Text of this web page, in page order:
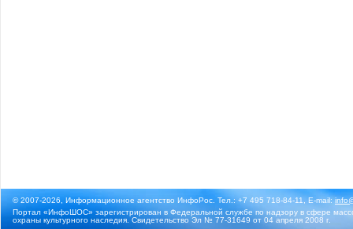
© 2007-2026, Информационное агентство ИнфоРос. Тел.: +7 495 718-84-11, E-mail:
Портал «ИнфоШОС» зарегистрирован в Федеральной службе по надзору в сфере
охраны культурного наследия. Свидетельство Эл № 77-31649 от 04 апреля 2008 г.